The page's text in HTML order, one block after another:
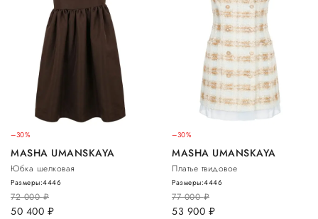
–30%
MASHA UMANSKAYA
Юбка шелковая
72 000руб.
50 400 руб.
Размеры:4446
–30%
MASHA UMANSKAYA
Платье твидовое
77 000руб.
53 900 руб.
Размеры:4446